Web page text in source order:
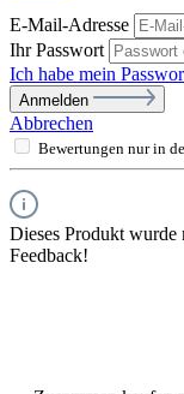
E-Mail-Adresse
Ihr Passwort
Ich habe mein
Anmelden
Abbrechen
Bewertungen nur in
Dieses Produkt
Feedback!